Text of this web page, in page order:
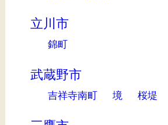
立川市
錦町
武蔵野市
吉祥寺南町 境 桜堤